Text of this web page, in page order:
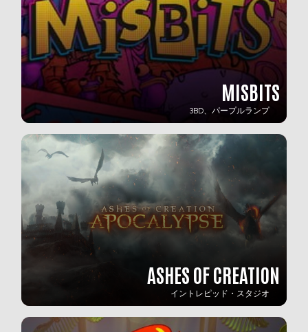
MISBITS
3BD、パープルランプ
ASHES OF CREATION
イントレピッド・スタジオ